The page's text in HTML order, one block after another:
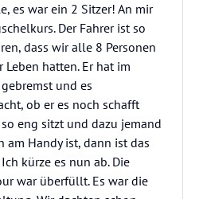
es war ein 2 Sitzer! An mir
Der Fahrer ist so
dass wir alle 8 Personen
hatten. Er hat im
und es
ob er es noch schafft
eng sitzt und dazu jemand
Handy ist, dann ist das
kürze es nun ab. Die
war überfüllt. Es war die